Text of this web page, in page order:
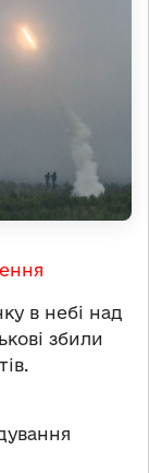
в небі над
збили